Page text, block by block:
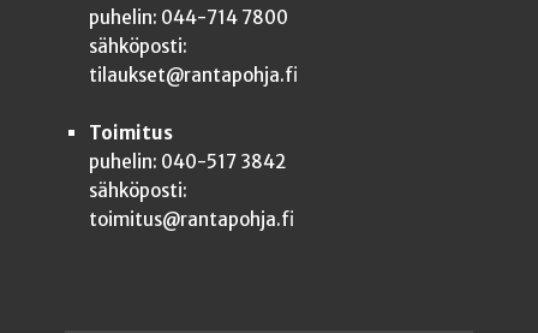
puhelin: 044-714 7800
sähköposti:
tilaukset@rantapohja.fi
Toimitus
puhelin: 040-517 3842
sähköposti:
toimitus@rantapohja.fi